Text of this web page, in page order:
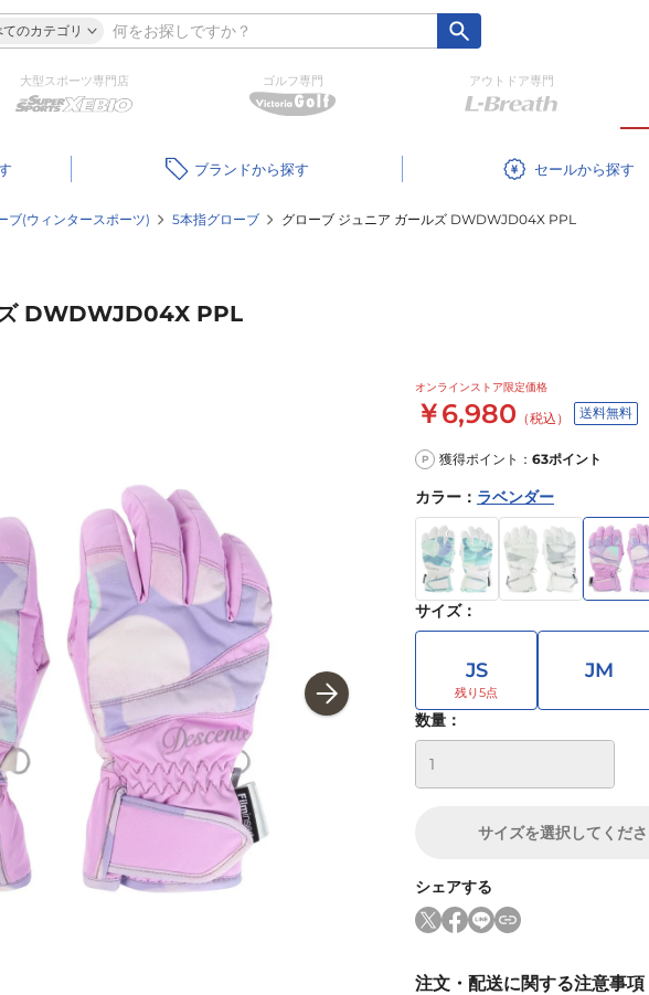
のカテゴリ
大型スポーツ専門店 ゴルフ専門 アウトドア専門
ブランド セール
ブ(ウィンタースポーツ) 5本指グローブ グローブ ジュニア ガールズ DWDWJD04X PPL
ズ DWDWJD04X PPL
オンラインストア限定価格
￥6,980 （税込） 送料無料
P 獲得ポイント： 63ポイント
カラー ： ラベンダー
サイズ：
JS JM
数量：
サイズを選択してくだ
シェアする
注文・配送に関する注意事項